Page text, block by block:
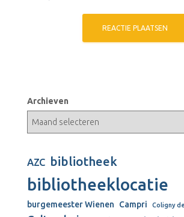
Archieven
AZC bibliotheek
bibliotheeklocatie
burgemeester Wienen Campri Coligny